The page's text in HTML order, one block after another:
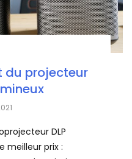
du projecteur
DLP
meilleur prix :